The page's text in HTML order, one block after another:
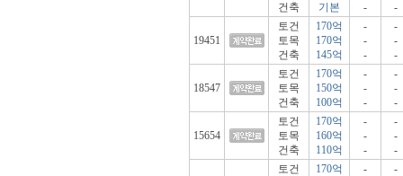
건축
기본
-
-
19451
토건
토목
건축
170억
170억
145억
-
-
-
-
-
-
18547
토건
토목
건축
170억
150억
100억
-
-
-
-
-
-
15654
토건
토목
건축
170억
160억
110억
-
-
-
-
-
-
토건
170억
-
-